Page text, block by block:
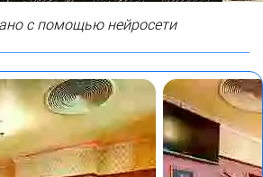
с помощью нейросети